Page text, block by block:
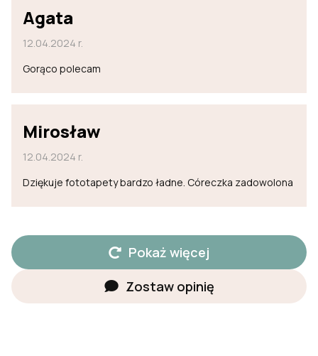
Agata
12.04.2024 r.
Gorąco polecam
Mirosław
12.04.2024 r.
Dziękuje fototapety bardzo ładne. Córeczka zadowolona
Pokaż więcej
Zostaw opinię